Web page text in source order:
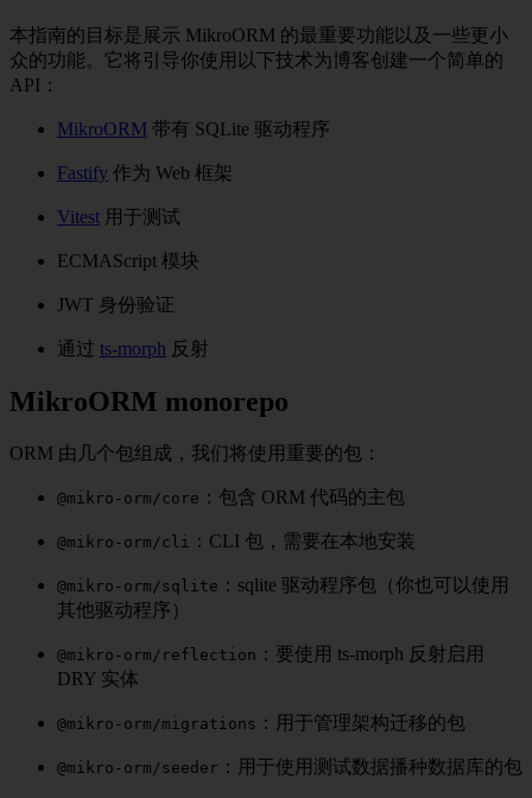
本指南的目标是展示 MikroORM 的最重要功能以及一些更小
众的功能。它将引导你使用以下技术为博客创建一个简单的
API：
MikroORM 带有 SQLite 驱动程序
Fastify 作为 Web 框架
Vitest 用于测试
ECMAScript 模块
JWT 身份验证
通过 ts-morph 反射
MikroORM monorepo
ORM 由几个包组成，我们将使用重要的包：
@mikro-orm/core ：包含 ORM 代码的主包
@mikro-orm/cli ：CLI 包，需要在本地安装
@mikro-orm/sqlite ：sqlite 驱动程序包（你也可以使用
其他驱动程序）
@mikro-orm/reflection ：要使用 ts-morph 反射启用
DRY 实体
@mikro-orm/migrations ：用于管理架构迁移的包
@mikro-orm/seeder ：用于使用测试数据播种数据库的包